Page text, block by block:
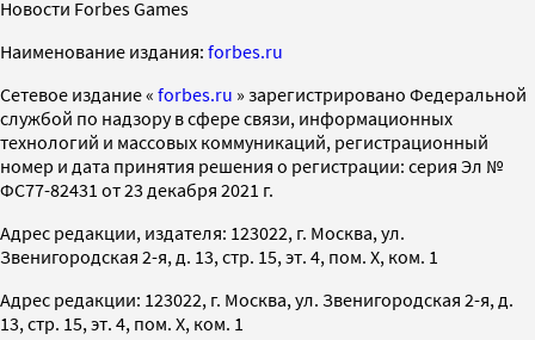
Новости Forbes Games
Наименование издания: forbes.ru
Cетевое издание « forbes.ru » зарегистрировано Федеральной
службой по надзору в сфере связи, информационных
технологий и массовых коммуникаций, регистрационный
номер и дата принятия решения о регистрации: серия Эл №
ФС77-82431 от 23 декабря 2021 г.
Адрес редакции, издателя: 123022, г. Москва, ул.
Звенигородская 2-я, д. 13, стр. 15, эт. 4, пом. X, ком. 1
Адрес редакции: 123022, г. Москва, ул. Звенигородская 2-я, д.
13, стр. 15, эт. 4, пом. X, ком. 1